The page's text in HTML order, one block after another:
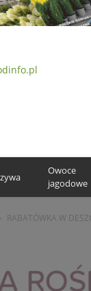
Owoce
jagodowe
RABATÓWKA W